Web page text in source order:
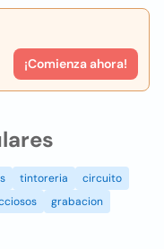
¡Comienza ahora!
tintoreria
circuito
grabacion